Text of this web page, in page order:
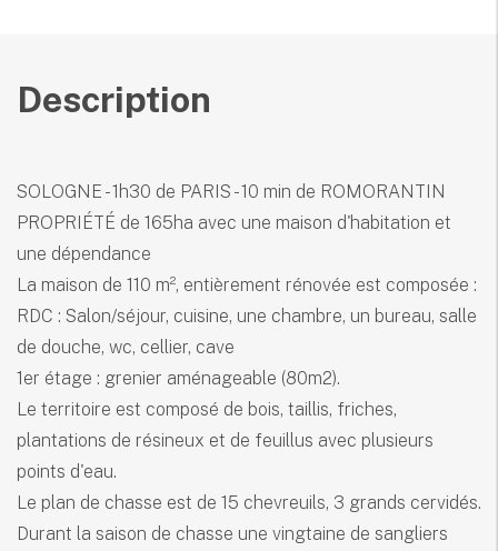
Description
SOLOGNE - 1h30 de PARIS - 10 min de ROMORANTIN
PROPRIÉTÉ de 165ha avec une maison d'habitation et
une dépendance
La maison de 110 m², entièrement rénovée est composée :
RDC : Salon/séjour, cuisine, une chambre, un bureau, salle
de douche, wc, cellier, cave
1er étage : grenier aménageable (80m2).
Le territoire est composé de bois, taillis, friches,
plantations de résineux et de feuillus avec plusieurs
points d'eau.
Le plan de chasse est de 15 chevreuils, 3 grands cervidés.
Durant la saison de chasse une vingtaine de sangliers